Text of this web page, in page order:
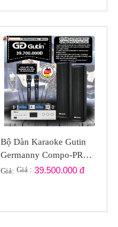
Bộ Dàn Karaoke Gutin
Germanny Compo-PRO
GT2022-031
Giá: Giá : 39.500.000 đ